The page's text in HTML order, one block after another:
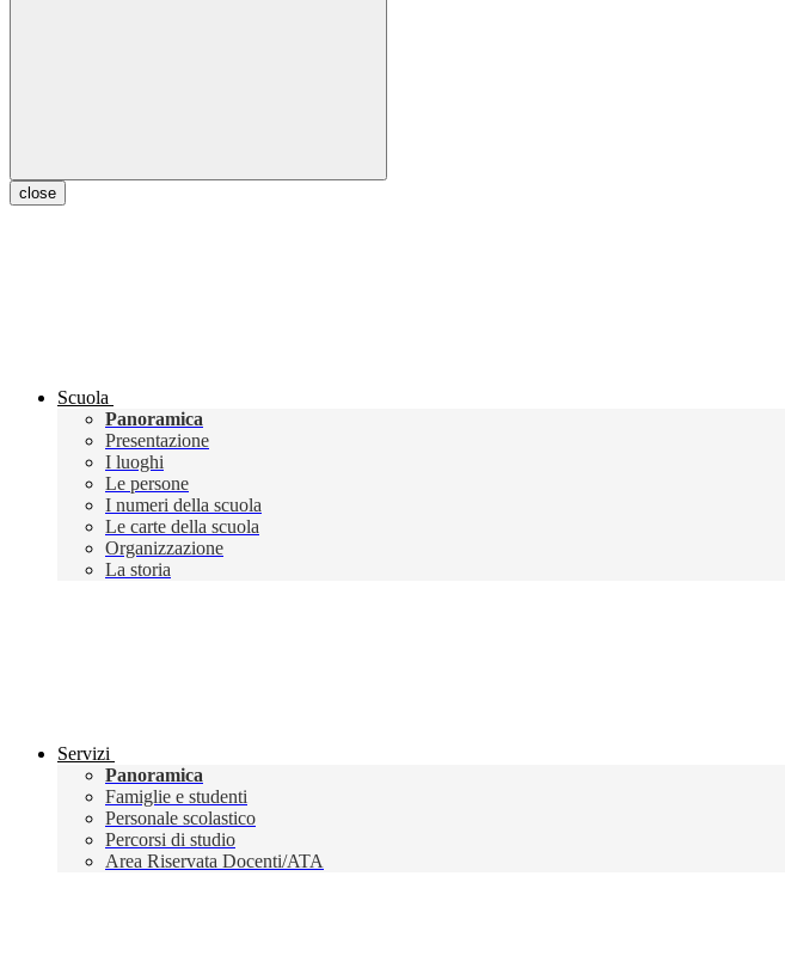
close
Scuola
Panoramica
Presentazione
I luoghi
Le persone
I numeri della scuola
Le carte della scuola
Organizzazione
La storia
Servizi
Panoramica
Famiglie e studenti
Personale scolastico
Percorsi di studio
Area Riservata Docenti/ATA